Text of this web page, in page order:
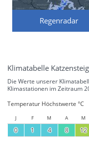
Regenradar
Klimatabelle Katzensteig
Die Werte unserer
Klimastationen im Zeitraum
Temperatur Höchstwerte °C
J F M A M
0 1 4 8 12